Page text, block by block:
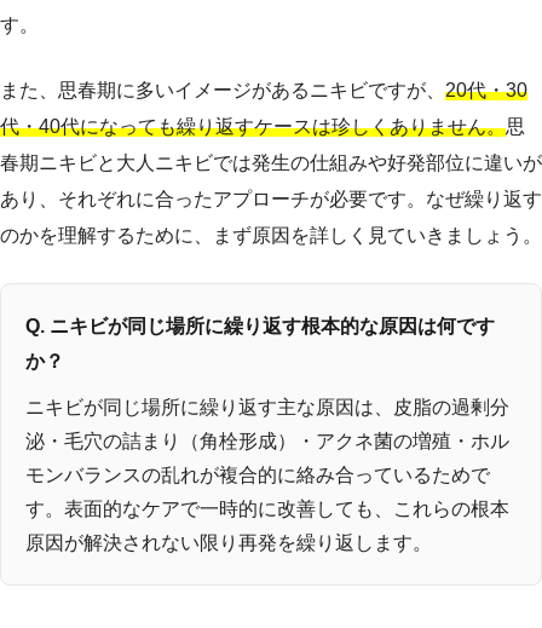
す。
また、思春期に多いイメージがあるニキビですが、 20代・30
代・40代になっても繰り返すケースは珍しくありません。思
春期ニキビと大人ニキビでは発生の仕組みや好発部位に違いが
あり、それぞれに合ったアプローチが必要です。なぜ繰り返す
のかを理解するために、まず原因を詳しく見ていきましょう。
Q. ニキビが同じ場所に繰り返す根本的な原因は何です
か？
ニキビが同じ場所に繰り返す主な原因は、皮脂の過剰分
泌・毛穴の詰まり（角栓形成）・アクネ菌の増殖・ホル
モンバランスの乱れが複合的に絡み合っているためで
す。表面的なケアで一時的に改善しても、これらの根本
原因が解決されない限り再発を繰り返します。